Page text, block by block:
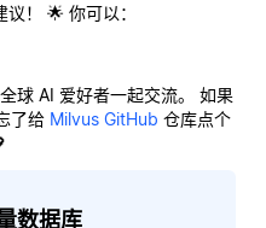
！ 🌟 你可以：
球 AI 爱好者一起交流。 如果
了给 Milvus GitHub 仓库点个
数据库